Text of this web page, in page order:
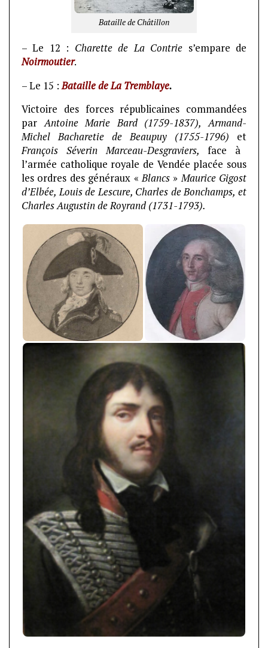
Bataille de Châtillon
– Le 12 : Charette de La Contrie s’empare de
Noirmoutier.
– Le 15 :Bataille de La Tremblaye.
Victoire des forces républicaines commandées
parAntoine Marie Bard (1759-1837), Armand-
Michel Bacharetie de Beaupuy (1755-1796) et
François Séverin Marceau-Desgraviers, face à
l’armée catholique royale de Vendée placée sous
les ordres des généraux «Blancs»Maurice Gigost
d’Elbée,Louis deLescure, Charles de Bonchamps, et
Charles Augustin de Royrand (1731-1793).